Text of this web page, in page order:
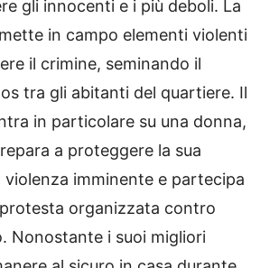
gli innocenti e i più deboli. La
in campo elementi violenti
il crimine, seminando il
tra gli abitanti del quartiere. Il
in particolare su una donna,
a proteggere la sua
violenza imminente e partecipa
organizzata contro
Nonostante i suoi migliori